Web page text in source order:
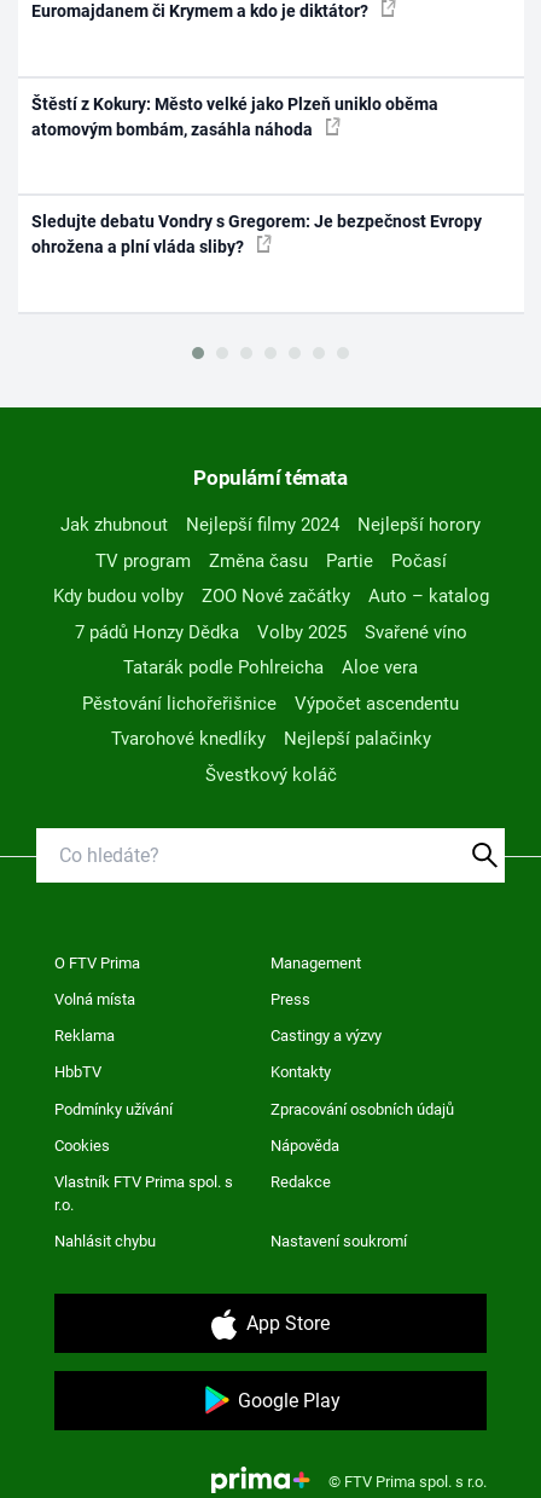
Euromajdanem či Krymem a kdo je diktátor?
Štěstí z Kokury: Město velké jako Plzeň uniklo oběma
atomovým bombám, zasáhla náhoda
Sledujte debatu Vondry s Gregorem: Je bezpečnost Evropy
ohrožena a plní vláda sliby?
Populární témata
Jak zhubnout Nejlepší filmy 2024
Nejlepší horory
TV program
Změna času Partie
Počasí
Kdy budou volby
ZOO Nové začátky
Auto – katalog
7 pádů Honzy Dědka
Volby 2025
Svařené víno
Tatarák podle Pohlreicha
Aloe vera
Pěstování lichořeřišnice
Výpočet ascendentu
Tvarohové knedlíky
Nejlepší palačinky
Švestkový koláč
O FTV Prima Management
Volná místa Press
Reklama Castingy a výzvy
HbbTV Kontakty
Podmínky užívání Zpracování osobních údajů
Cookies Nápověda
Vlastník FTV Prima spol. s
r.o.
Redakce
Nahlásit chybu Nastavení soukromí
App Store
Google Play
© FTV Prima spol. s r.o.